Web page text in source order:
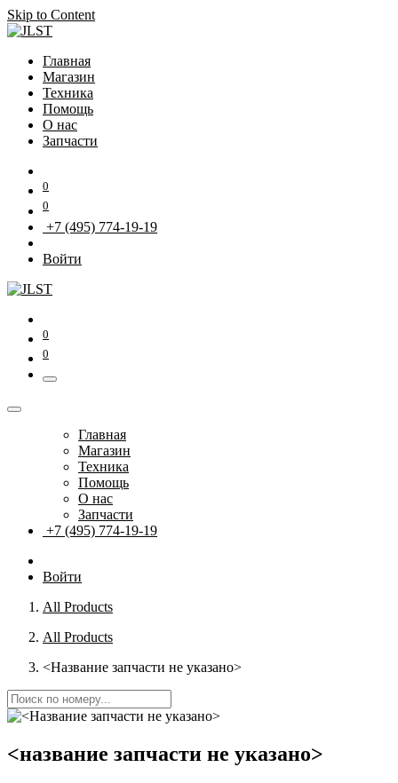
Skip to Content
Главная
Магазин
Техника
Помощь
О нас
Запчасти
0
0
+7 (495) 774-19-19
Войти
0
0
Главная
Магазин
Техника
Помощь
О нас
Запчасти
+7 (495) 774-19-19
Войти
All Products
All Products
<Название запчасти не указано>
<название запчасти не указано>